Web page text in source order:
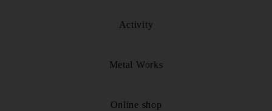
Activity
Metal Works
Online shop